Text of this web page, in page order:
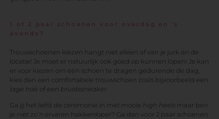
1 of 2 paar schoenen voor overdag en 's
avonds?
Trouwschoenen kiezen hangt niet alleen af van je jurk en de
locatie! Je moet er natuurlijk ook goed op kunnen lopen! Je kan
er voor kiezen om één schoen te dragen gedurende de dag,
kies dan een comfortabele trouwschoen zoals bijvoorbeeld een
lage hak of een bruidssneaker
Ga jij het liefst de ceremonie in met mooie high heels maar ben
je niet zo’n ervaren hakkenloper? Ga dan voor 2 paar schoenen